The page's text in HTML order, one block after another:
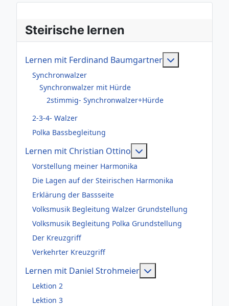
Steirische lernen
Lernen mit Ferdinand Baumgartner
Synchronwalzer
Synchronwalzer mit Hürde
2stimmig- Synchronwalzer+Hürde
2-3-4- Walzer
Polka Bassbegleitung
Lernen mit Christian Ottino
Vorstellung meiner Harmonika
Die Lagen auf der Steirischen Harmonika
Erklärung der Bassseite
Volksmusik Begleitung Walzer Grundstellung
Volksmusik Begleitung Polka Grundstellung
Der Kreuzgriff
Verkehrter Kreuzgriff
Lernen mit Daniel Strohmeier
Lektion 2
Lektion 3